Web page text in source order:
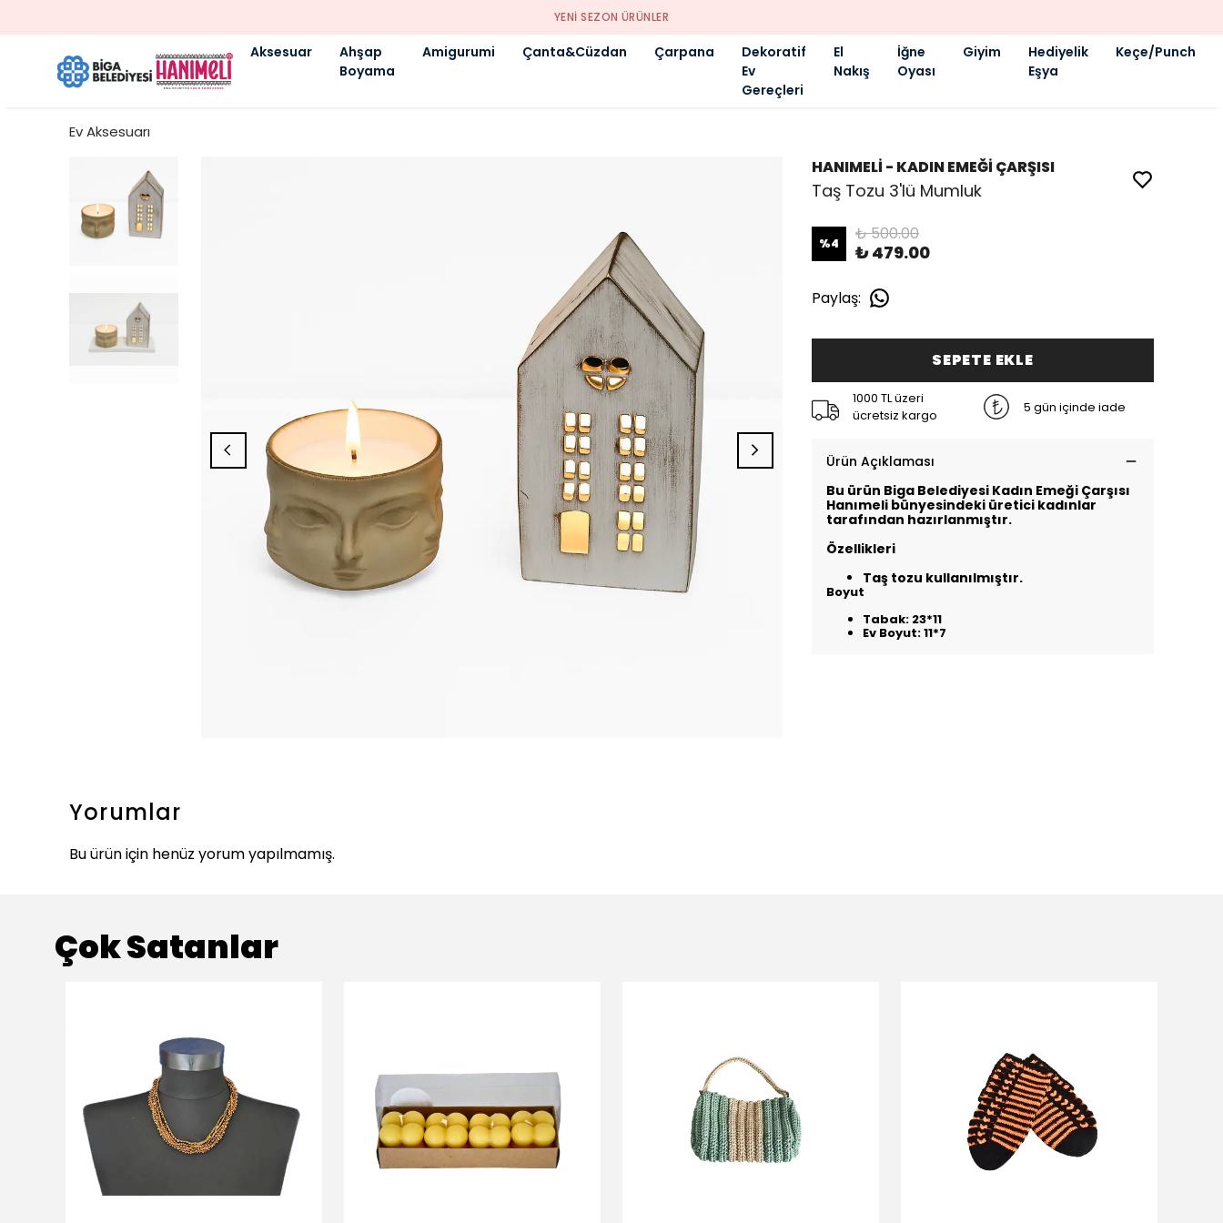
YENI SEZON ÜRÜNLER
Aksesuar
Ahşap
Boyama
Amigurumi Çanta&Cüzdan Çarpana
Dekoratif
Ev
Gereçleri
El
Nakış
İğne
Oyası
Giyim
Hediyelik
Eşya
Keçe/Punch
Ev Aksesuarı
HANIMELİ - KADIN EMEĞİ ÇARŞISI
Taş Tozu 3'lü Mumluk
%4 ₺ 500.00
₺ 479.00
Paylaş:
SEPETE EKLE
1000 TL üzeri
ücretsiz kargo
5 gün içinde iade
Ürün Açıklaması
Bu ürün Biga Belediyesi Kadın Emeği Çarşısı
Hanımeli bünyesindeki üretici kadınlar
tarafından hazırlanmıştır.
Özellikleri
Taş tozu kullanılmıştır.
Boyut
Tabak: 23*11
Ev Boyut: 11*7
Yorumlar
Bu ürün için henüz yorum yapılmamış.
Çok Satanlar